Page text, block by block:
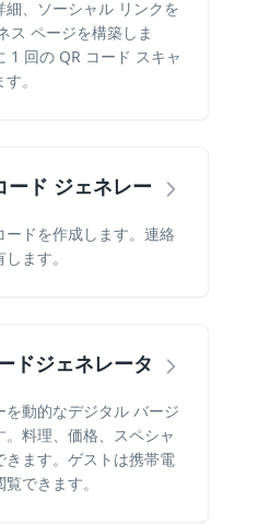
、ソーシャル リンクを
ス ページを構築しま
1 回の QR コード スキャ
。
ード ジェネレー
ードを作成します。連絡
ます。
ドジェネレータ
を動的なデジタル バージ
。料理、価格、スペシャ
きます。ゲストは携帯電
できます。